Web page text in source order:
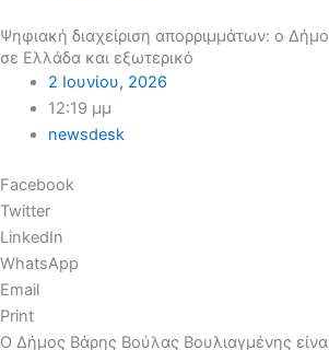
Ψηφιακή διαχείριση απορριμμάτων: ο
σε Ελλάδα και εξωτερικό
2 Ιουνίου, 2026
12:19 μμ
newsdesk
Facebook
Twitter
LinkedIn
WhatsApp
Email
Print
Ο Δήμος Βάρης Βούλας Βουλιαγμένης